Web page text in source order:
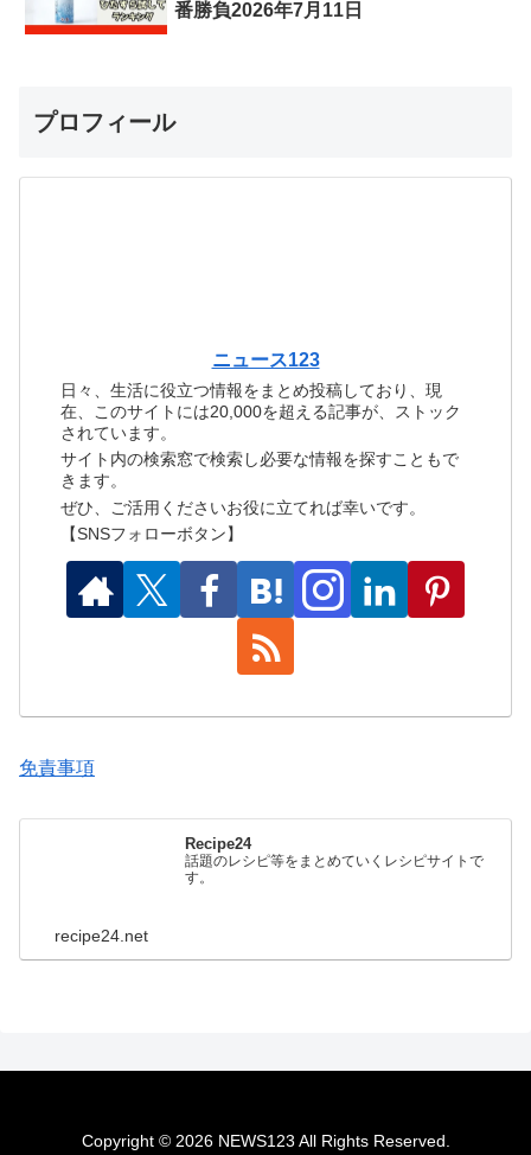
番勝負2026年7月11日
プロフィール
ニュース123
日々、生活に役立つ情報をまとめ投稿しており、現
在、このサイトには20,000を超える記事が、ストック
されています。
サイト内の検索窓で検索し必要な情報を探すこともで
きます。
ぜひ、ご活用くださいお役に立てれば幸いです。
【SNSフォローボタン】
免責事項
Recipe24
話題のレシピ等をまとめていくレシピサイトで
す。
recipe24.net
Copyright © 2026 NEWS123 All Rights Reserved.